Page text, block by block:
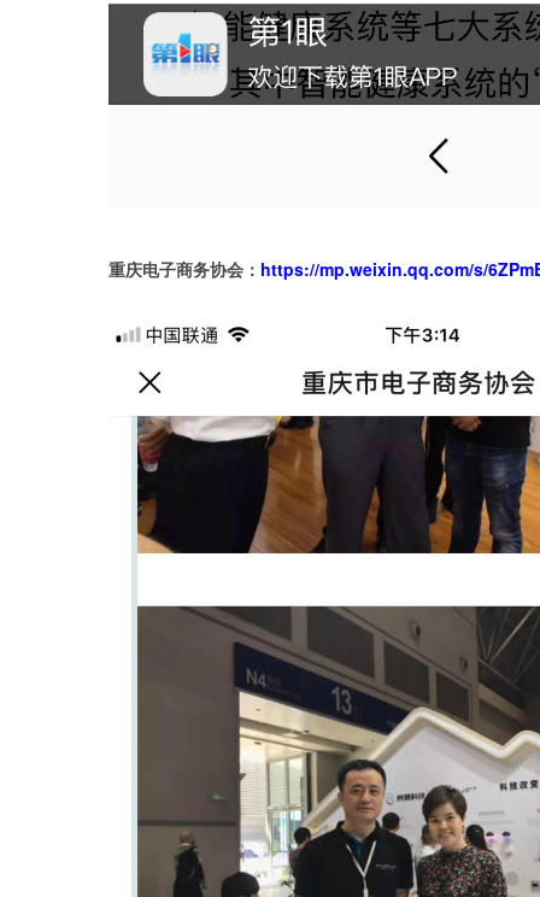
重庆电子商务协会： https://mp.weixin.qq.com/s/